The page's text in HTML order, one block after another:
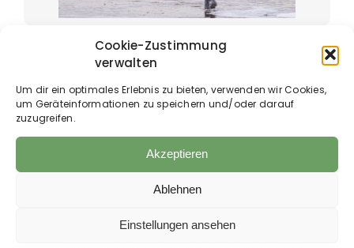
Cookie-Zustimmung
verwalten
Um dir ein optimales Erlebnis zu bieten, verwenden wir Cookies,
um Geräteinformationen zu speichern und/oder darauf
zuzugreifen.
Akzeptieren
Ablehnen
Einstellungen ansehen
Mensch – Produkte
Qualität von Premium-Herstellern